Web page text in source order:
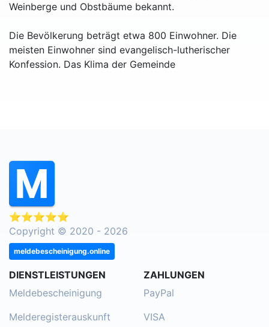
Weinberge und Obstbäume bekannt.
Die Bevölkerung beträgt etwa 800 Einwohner. Die
meisten Einwohner sind evangelisch-lutherischer
Konfession. Das Klima der Gemeinde
⭐⭐⭐⭐⭐
Copyright © 2020 - 2026
meldebescheinigung.online
DIENSTLEISTUNGEN
Meldebescheinigung
Melderegisterauskunft
ZAHLUNGEN
PayPal
VISA